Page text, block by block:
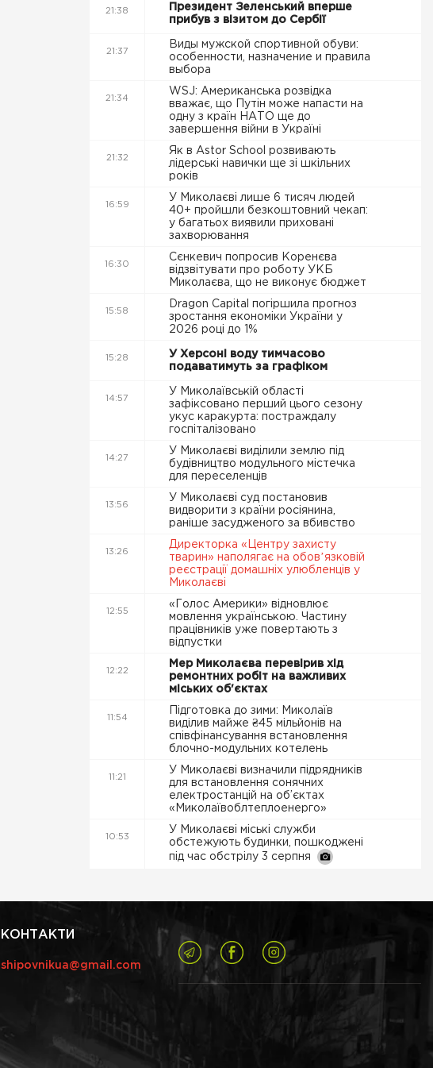
21:38
Президент Зеленський вперше
прибув з візитом до Сербії
21:37
Виды мужской спортивной обуви:
особенности, назначение и правила
выбора
21:34
WSJ: Американська розвідка
вважає, що Путін може напасти на
одну з країн НАТО ще до
завершення війни в Україні
21:32
Як в Astor School розвивають
лідерські навички ще зі шкільних
років
16:59
У Миколаєві лише 6 тисяч людей
40+ пройшли безкоштовний чекап:
у багатьох виявили приховані
захворювання
16:30
Сєнкевич попросив Коренєва
відзвітувати про роботу УКБ
Миколаєва, що не виконує бюджет
15:58
Dragon Capital погіршила прогноз
зростання економіки України у
2026 році до 1%
15:28
У Херсоні воду тимчасово
подаватимуть за графіком
14:57
У Миколаївській області
зафіксовано перший цього сезону
укус каракурта: постраждалу
госпіталізовано
14:27
У Миколаєві виділили землю під
будівництво модульного містечка
для переселенців
13:56
У Миколаєві суд постановив
видворити з країни росіянина,
раніше засудженого за вбивство
13:26
Директорка «Центру захисту
тварин» наполягає на обовʼязковій
реєстрації домашніх улюбленців у
Миколаєві
12:55
«Голос Америки» відновлює
мовлення українською. Частину
працівників уже повертають з
відпустки
12:22
Мер Миколаєва перевірив хід
ремонтних робіт на важливих
міських об'єктах
11:54
Підготовка до зими: Миколаїв
виділив майже ₴45 мільйонів на
співфінансування встановлення
блочно-модульних котелень
11:21
У Миколаєві визначили підрядників
для встановлення сонячних
електростанцій на об’єктах
«Миколаївоблтеплоенерго»
10:53
У Миколаєві міські служби
обстежують будинки, пошкоджені
під час обстрілу 3 серпня
КОНТАКТИ
shipovnikua@gmail.com